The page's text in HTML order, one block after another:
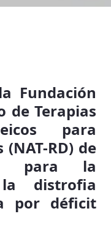
Fundación
de Terapias
para
RD) de
para la
distrofia
por déficit